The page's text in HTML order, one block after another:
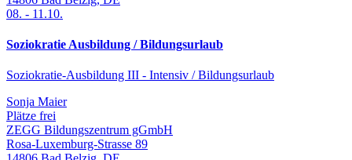
08. - 11.10.
Soziokratie Ausbildung / Bildungsurlaub
Soziokratie-Ausbildung III - Intensiv / Bildungsurlaub
Sonja Maier
Plätze frei
ZEGG Bildungszentrum gGmbH
Rosa-Luxemburg-Strasse 89